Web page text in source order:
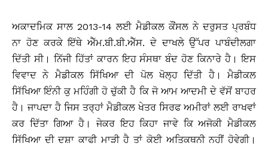
ਅਕਾਦਮਿਕ ਸਾਲ 2013-14 ਲਈ ਮੈਡੀਕਲ ਕੌਂਸਲ ਨੇ ਦਰੁਸਤ ਪ੍ਰਬੰਧ
ਨਾ ਹੋਣ ਕਰਕੇ ਇੱਥੇ ਐੱਮ.ਬੀ.ਬੀ.ਐੱਸ. ਦੇ ਦਾਖਲੇ ਉੱਪਰ ਪਾਬੰਦੀਲਗਾ
ਦਿੱਤੀ ਸੀ। ਨਿੱਜੀ ਹਿੱਤਾਂ ਕਾਰਨ ਇਹ ਸੰਸਥਾ ਬੰਦ ਹੋਣ ਕਿਨਾਰੇ ਹੈ। ਇਸ
ਵਿਵਾਦ ਨੇ ਮੈਡੀਕਲ ਸਿੱਖਿਆ ਦੀ ਪੋਲ ਖੋਲ੍ਹ ਦਿੱਤੀ ਹੈ। ਮੈਡੀਕਲ
ਸਿੱਖਿਆ ਇੰਨੀ ਕੁ ਮਹਿੰਗੀ ਹੋ ਚੁੱਕੀ ਹੈ ਕਿ ਜੋ ਆਮ ਆਦਮੀ ਦੇ ਵੱਸੋਂ ਬਾਹਰ
ਹੈ। ਜਾਪਦਾ ਹੈ ਜਿਸ ਤਰ੍ਹਾਂ ਮੈਡੀਕਲ ਖੇਤਰ ਸਿਰਫ ਅਮੀਰਾਂ ਲਈ ਰਾਖਵਾਂ
ਕਰ ਦਿੱਤਾ ਗਿਆ ਹੈ। ਜੇਕਰ ਇਹ ਕਿਹਾ ਜਾਵੇ ਕਿ ਅਜੋਕੀ ਮੈਡੀਕਲ
ਸਿੱਖਿਆ ਦੀ ਦਸ਼ਾ ਕਾਫੀ ਮਾੜੀ ਹੈ ਤਾਂ ਕੋਈ ਅਤਿਕਥਨੀ ਨਹੀਂ ਹੋਵੇਗੀ।